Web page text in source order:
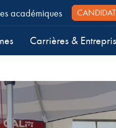
académiques
Carrières &